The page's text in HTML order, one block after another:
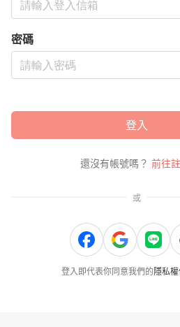
密碼
登入
還沒有帳號嗎？ 前往
或
登入即代表你同意我們的 隱私